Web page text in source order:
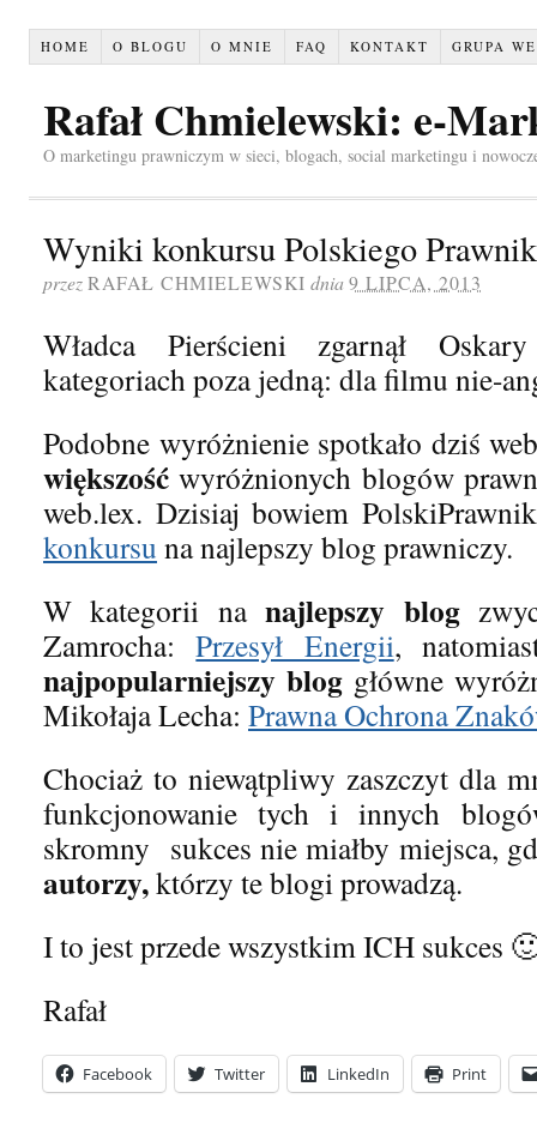
HOME O BLOGU O MNIE FAQ KONTAKT GRUPA
Rafał Chmielewski: e-
O marketingu prawniczym w sieci, blogach, social marketingu i
Wyniki konkursu Polskiego
przezRAFAŁ CHMIELEWSKI dnia9 LIPCA, 2013
Władca Pierścieni zgarnął
kategoriach poza jedną: dla filmu nie-
Podobne wyróżnienie spotkało dziś
większośćwyróżnionych blogów
web.lex. Dzisiaj bowiem
konkursu na najlepszy blog prawniczy.
W kategorii nanajlepszy blog
Zamrocha:Przesył Energii,
najpopularniejszy blog główne
Mikołaja Lecha: Prawna Ochrona
Chociaż to niewątpliwy zaszczyt dla
funkcjonowanie tych i innych
skromny sukces nie miałby miejsca,
autorzy,którzy te blogi prowadzą.
I to jest przede wszystkim ICH sukces
Rafał
Facebook Twitter LinkedIn Print